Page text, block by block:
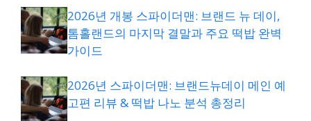
2026년 개봉 스파이더맨: 브랜드 뉴 데이,
톰홀랜드의 마지막 결말과 주요 떡밥 완벽
가이드
2026년 스파이더맨: 브랜드뉴데이 메인 예
고편 리뷰 & 떡밥 나노 분석 총정리